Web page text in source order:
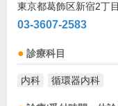
東京都葛飾区新宿2丁
03-3607-2583
診療科目
内科 循環器内科